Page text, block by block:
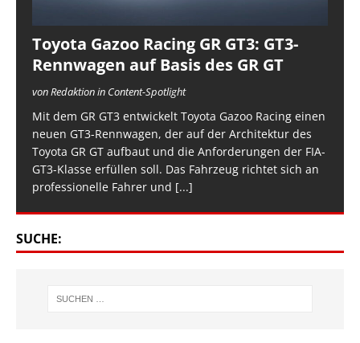
Toyota Gazoo Racing GR GT3: GT3-
Rennwagen auf Basis des GR GT
von Redaktion in Content-Spotlight
Mit dem GR GT3 entwickelt Toyota Gazoo Racing einen
neuen GT3-Rennwagen, der auf der Architektur des
Toyota GR GT aufbaut und die Anforderungen der FIA-
GT3-Klasse erfüllen soll. Das Fahrzeug richtet sich an
professionelle Fahrer und [...]
SUCHE: